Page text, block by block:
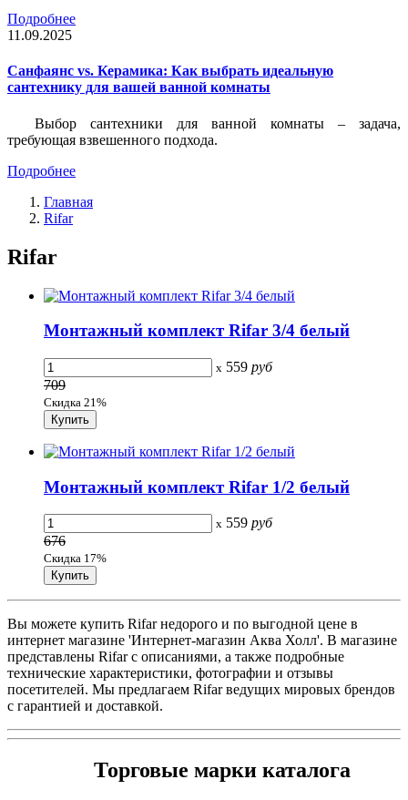
Подробнее
11.09.2025
Санфаянс vs. Керамика: Как выбрать идеальную
сантехнику для вашей ванной комнаты
Выбор сантехники для ванной комнаты – задача,
требующая взвешенного подхода.
Подробнее
Главная
Rifar
Rifar
Монтажный комплект Rifar 3/4 белый
x 559 руб
709
Скидка 21%
Монтажный комплект Rifar 1/2 белый
x 559 руб
676
Скидка 17%
Вы можете купить Rifar недорого и по выгодной цене в
интернет магазине 'Интернет-магазин Аква Холл'. В магазине
представлены Rifar с описаниями, а также подробные
технические характеристики, фотографии и отзывы
посетителей. Мы предлагаем Rifar ведущих мировых брендов
с гарантией и доставкой.
Торговые марки каталога